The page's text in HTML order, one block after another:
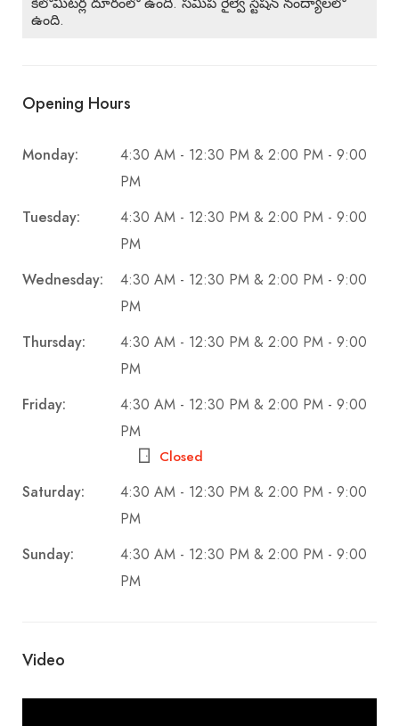
ఉంది.
Opening Hours
Monday:
4:30 AM - 12:30 PM & 2:00 PM - 9:00
PM
Tuesday:
4:30 AM - 12:30 PM & 2:00 PM - 9:00
PM
Wednesday:
4:30 AM - 12:30 PM & 2:00 PM - 9:00
PM
Thursday:
4:30 AM - 12:30 PM & 2:00 PM - 9:00
PM
Friday:
4:30 AM - 12:30 PM & 2:00 PM - 9:00
PM
Closed
Saturday:
4:30 AM - 12:30 PM & 2:00 PM - 9:00
PM
Sunday:
4:30 AM - 12:30 PM & 2:00 PM - 9:00
PM
Video